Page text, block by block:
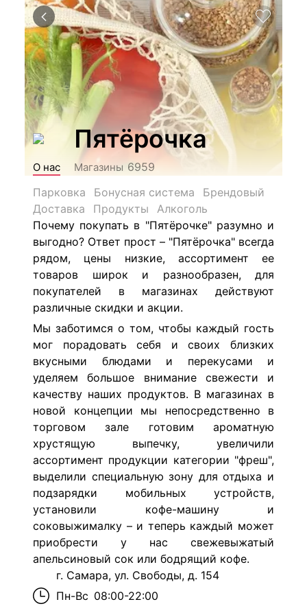
Пятёрочка
О нас Магазины 6959
Парковка
Бонусная система
Брендовый
Доставка
Продукты
Алкоголь
Почему покупать в "Пятёрочке" разумно и
выгодно? Ответ прост – "Пятёрочка" всегда
рядом, цены низкие, ассортимент ее
товаров широк и разнообразен, для
покупателей в магазинах действуют
различные скидки и акции.
Мы заботимся о том, чтобы каждый гость
мог порадовать себя и своих близких
вкусными блюдами и перекусами и
уделяем большое внимание свежести и
качеству наших продуктов. В магазинах в
новой концепции мы непосредственно в
торговом зале готовим ароматную
хрустящую выпечку, увеличили
ассортимент продукции категории "фреш",
выделили специальную зону для отдыха и
подзарядки мобильных устройств,
установили кофе-машину и
соковыжималку – и теперь каждый может
приобрести у нас свежевыжатый
апельсиновый сок или бодрящий кофе.
г. Самара, ул. Свободы, д. 154
Пн-Вс 08:00-22:00